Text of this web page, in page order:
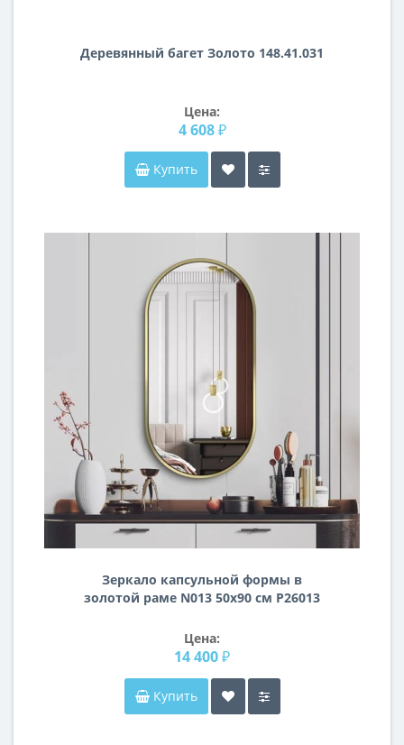
Деревянный багет Золото 148.41.031
Цена:
4 608 ₽
Купить
Зеркало капсульной формы в
золотой раме N013 50х90 см Р26013
Цена:
14 400 ₽
Купить